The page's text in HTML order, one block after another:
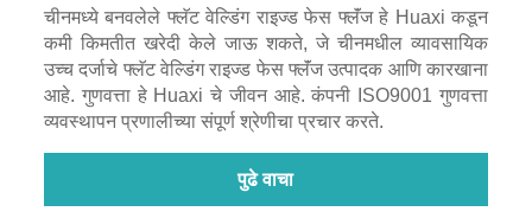
चीनमध्ये बनवलेले फ्लॅट वेल्डिंग राइज्ड फेस फ्लॅंज हे Huaxi कडून
कमी किमतीत खरेदी केले जाऊ शकते, जे चीनमधील व्यावसायिक
उच्च दर्जाचे फ्लॅट वेल्डिंग राइज्ड फेस फ्लॅंज उत्पादक आणि कारखाना
आहे. गुणवत्ता हे Huaxi चे जीवन आहे. कंपनी ISO9001 गुणवत्ता
व्यवस्थापन प्रणालीच्या संपूर्ण श्रेणीचा प्रचार करते.
पुढे वाचा